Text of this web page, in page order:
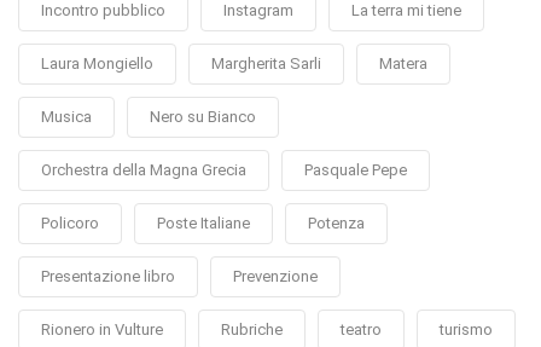
Incontro pubblico Instagram La terra mi tiene
Laura Mongiello Margherita Sarli Matera
Musica Nero su Bianco
Orchestra della Magna Grecia Pasquale Pepe
Policoro Poste Italiane Potenza
Presentazione libro Prevenzione
Rionero in Vulture Rubriche teatro turismo